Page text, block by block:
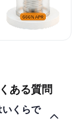
ある質問